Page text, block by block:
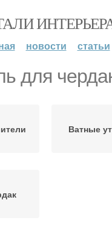
новости статьи
для
Ватные